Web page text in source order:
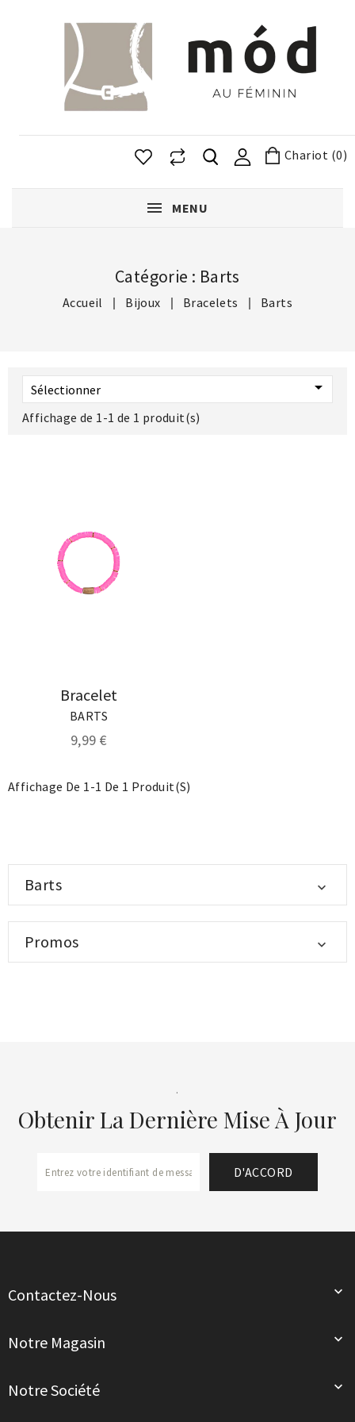
Chariot (0)
MENU
Catégorie : Barts
Accueil Bijoux Bracelets Barts
Sélectionner 
Affichage de 1-1 de 1 produit(s)
Bracelet
BARTS
9,99 €
Affichage De 1-1 De 1 Produit(s)
Barts 
Promos 
.
Obtenir La Dernière Mise À Jour
Contactez-Nous 
Notre Magasin 
Notre Société 